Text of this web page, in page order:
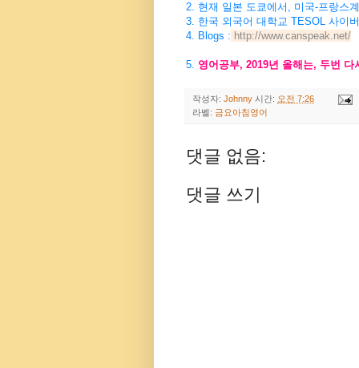
2. 현재 일본 도쿄에서 , 미국-프랑스계
3. 한국 외국어 대학교 TESOL 사이
4. Blogs : http://www.canspeak.net/
5. 영어공부, 2019년 올해는, 두번 다
작성자: Johnny 시간: 오전 7:26
라벨: 금요아침영어
댓글 없음:
댓글 쓰기